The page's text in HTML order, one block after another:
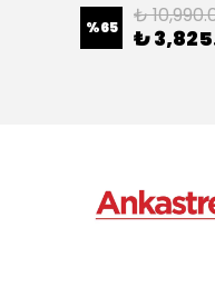
%65 ₺
₺